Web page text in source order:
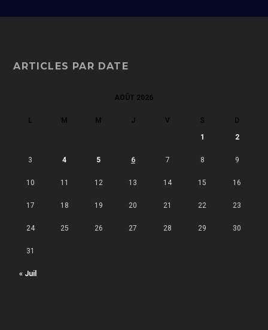
ARTICLES PAR DATE
AOÛT 2026
L M M J V S D
« Juil
1 2
3 4 5 6 7 8 9
10 11 12 13 14 15 16
17 18 19 20 21 22 23
24 25 26 27 28 29 30
31